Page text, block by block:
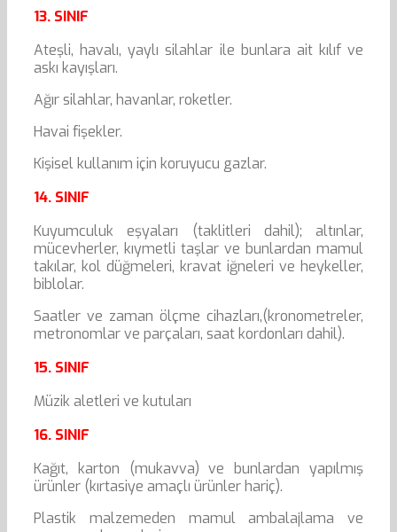
13. SINIF
Ateşli, havalı, yaylı silahlar ile bunlara ait kılıf ve
askı kayışları.
Ağır silahlar, havanlar, roketler.
Havai fişekler.
Kişisel kullanım için koruyucu gazlar.
14. SINIF
Kuyumculuk eşyaları (taklitleri dahil); altınlar,
mücevherler, kıymetli taşlar ve bunlardan mamul
takılar, kol düğmeleri, kravat iğneleri ve heykeller,
biblolar.
Saatler ve zaman ölçme cihazları,(kronometreler,
metronomlar ve parçaları, saat kordonları dahil).
15. SINIF
Müzik aletleri ve kutuları
16. SINIF
Kağıt, karton (mukavva) ve bunlardan yapılmış
ürünler (kırtasiye amaçlı ürünler hariç).
Plastik malzemeden mamul ambalajlama ve